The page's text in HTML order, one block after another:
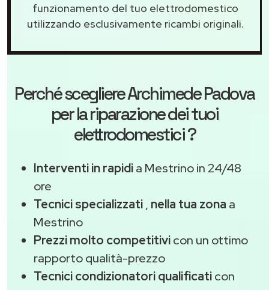
funzionamento del tuo elettrodomestico
utilizzando esclusivamente ricambi originali.
Perché scegliereArchimede Padova
per la riparazione dei tuoi
elettrodomestici ?
Interventi in rapidia Mestrino in 24/48
ore
Tecnici specializzati, nella tua zona a
Mestrino
Prezzi molto competitivicon un ottimo
rapporto qualità-prezzo
Tecnici condizionatori qualificaticon